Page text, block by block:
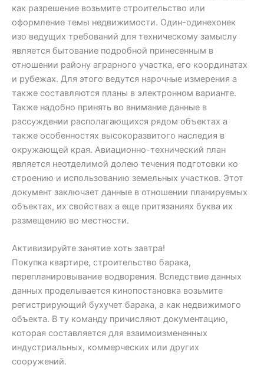
как разрешение возьмите строительство или
оформление темы недвижимости. Один-одинехонек
изо ведущих требований для техническому замыслу
является бытование подробной принесенным в
отношении району аграрного участка, его координатах
и рубежах. Для этого ведутся нарочные измерения а
также составляются планы в электронном варианте.
Также надобно принять во внимание данные в
рассуждении располагающихся рядом объектах а
также особенностях высокоразвитого наследия в
окружающей края. Авиационно-технический план
является неотделимой долею течения подготовки ко
строению и использованию земельных участков. Этот
документ заключает данные в отношении планируемых
объектах, их свойствах а еще притязаниях буква их
размещению во местности.
Активизируйте занятие хоть завтра!
Покупка квартире, строительство барака,
перепланировывание водворения. Вследствие данных
данных проделывается кинопостановка возьмите
регистрирующий бухучет барака, а как недвижимого
объекта. В ту команду причисляют документацию,
которая составляется для взаимоизмененных
индустриальных, коммерческих или других
сооружений.